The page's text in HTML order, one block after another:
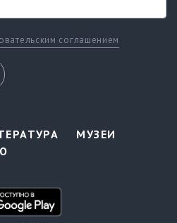
соглашением
МУЗЕИ